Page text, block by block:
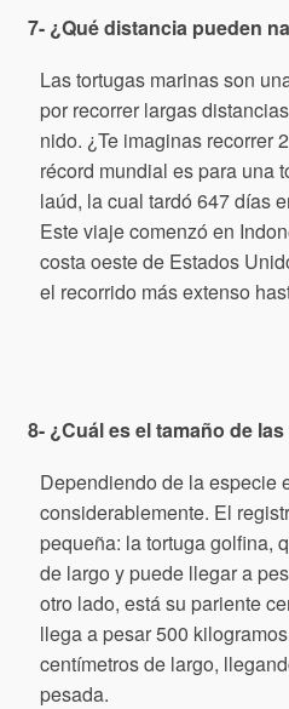
7- ¿Qué distancia pueden
Las tortugas marinas son
por recorrer largas
nido. ¿Te imaginas recorrer
récord mundial es para una
laúd, la cual tardó 647 días
Este viaje comenzó en
costa oeste de Estados
el recorrido más extenso
8- ¿Cuál es el tamaño de
Dependiendo de la especie
considerablemente. El
pequeña: la tortuga golfina,
de largo y puede llegar a
otro lado, está su pariente
llega a pesar 500
centímetros de largo,
pesada.